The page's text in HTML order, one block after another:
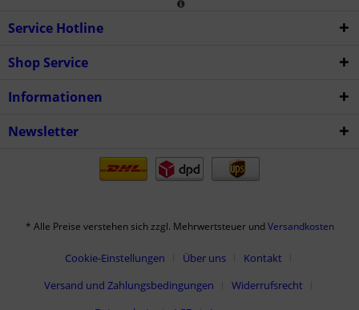
Service Hotline
Shop Service
Informationen
Newsletter
* Alle Preise verstehen sich zzgl. Mehrwertsteuer undVersandkosten
Cookie-Einstellungen Über uns
Kontakt
Versand und Zahlungsbedingungen
Widerrufsrecht